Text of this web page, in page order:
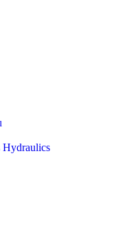
Hydraulics